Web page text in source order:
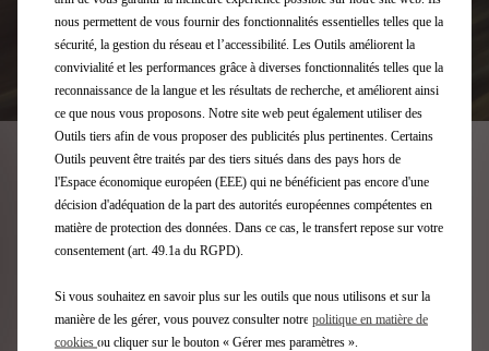
SERVICES SUR-MESURE
nous permettent de vous fournir des fonctionnalités essentielles telles que la
sécurité, la gestion du réseau et l’accessibilité. Les Outils améliorent la
convivialité et les performances grâce à diverses fonctionnalités telles que la
reconnaissance de la langue et les résultats de recherche, et améliorent ainsi
ce que nous vous proposons. Notre site web peut également utiliser des
Outils tiers afin de vous proposer des publicités plus pertinentes. Certains
Outils peuvent être traités par des tiers situés dans des pays hors de
l'Espace économique européen (EEE) qui ne bénéficient pas encore d'une
décision d'adéquation de la part des autorités européennes compétentes en
matière de protection des données. Dans ce cas, le transfert repose sur votre
consentement (art. 49.1a du RGPD).
Si vous souhaitez en savoir plus sur les outils que nous utilisons et sur la
manière de les gérer, vous pouvez consulter notre politique en matière de
cookies ou cliquer sur le bouton « Gérer mes paramètres ».